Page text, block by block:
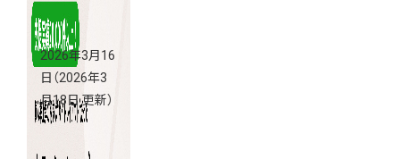
2026年3月16
日 （2026年3
月18日 更新）